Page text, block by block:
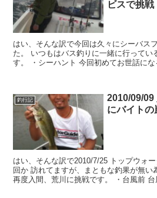
ビスで挑戦
はい、そんな訳で今回は久々にシーバス
た。 いつもはバス釣りに一緒に行っているお客様と初めて海釣りで
す。 ・シーハント 今回初めてお世話になるのは東京湾でガイドをし
釣行記
2010/09/09
にバイトの
はい、そんな訳で2010/7/25 トップウォ
回か 訪れてますが、まともな釣果が無い為記事にはしてませんが、
再度入間、荒川に挑戦です。 ・台風前 台風直前の気圧変化に雨の降